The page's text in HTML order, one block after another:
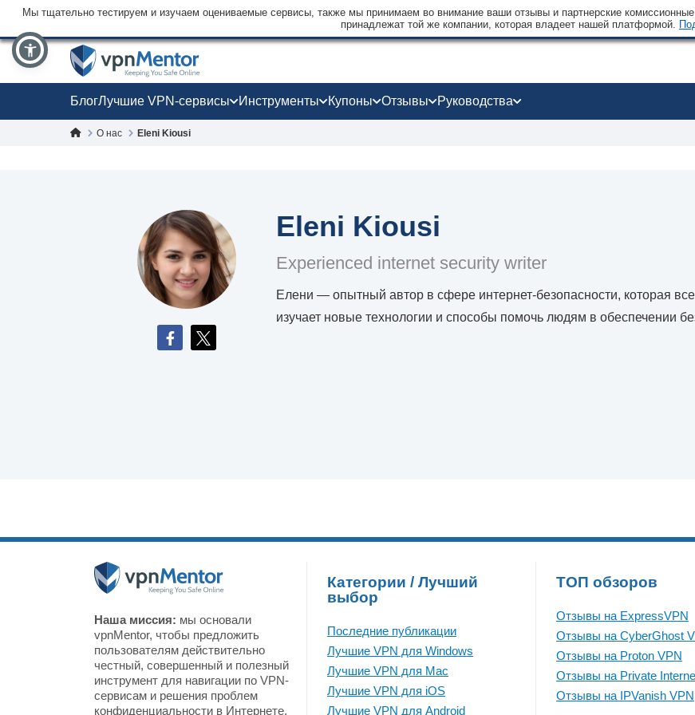
Мы тщательно тестируем и изучаем оцениваемые сервисы, также мы принимаем во внимание ваши отзывы и партнерские
принадлежат той же компании, которая владеет нашей платформой.
БлогЛучшие VPN-сервисы Инструменты Купоны Отзывы Руководства
О нас Eleni Kiousi
Eleni Kiousi
Experienced internet security writer
Елени — опытный автор в сфере интернет-безопасности, которая
изучает новые технологии и способы помочь людям в обеспечении
Наша миссия: мы основали
vpnMentor, чтобы предложить
пользователям действительно
честный, совершенный и полезный
инструмент для навигации по VPN-
сервисам и решения проблем
конфиденциальности в Интернете.
Категории / Лучший
выбор
Последние публикации
Лучшие VPN для Windows
Лучшие VPN для Mac
Лучшие VPN для iOS
Лучшие VPN для Android
ТОП обзоров
Отзывы на ExpressVPN
Отзывы на CyberGhost
Отзывы на Proton VPN
Отзывы на Private
Отзывы на IPVanish VPN